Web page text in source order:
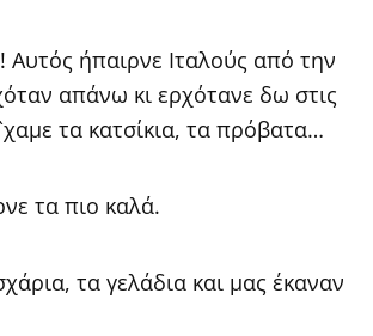
Αυτός ήπαιρνε Ιταλούς από την
απάνω κι ερχότανε δω στις
τα κατσίκια, τα πρόβατα…
τα πιο καλά.
τα γελάδια και μας έκαναν